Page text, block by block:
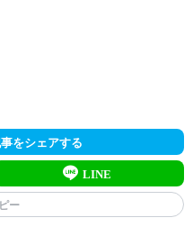
をシェアする
LINE
ー